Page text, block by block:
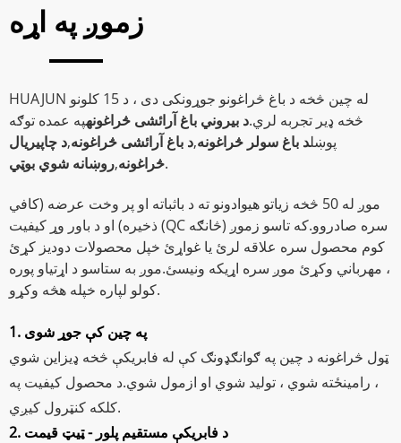
زموږ په اړه
HUAJUN له چین څخه د باغ څراغونو جوړونکی دی ، د 15 کلونو
څخه ډیر تجربه لري.د بیروني باغ آرائشی څراغونهپه عمده توګه
پوښلد باغ سولر څراغونه,د باغ آرائشی څراغونه,د چاپیریال
څراغونه,روښانه شوي بوټي .
موږ له 50 څخه زیاتو هیوادونو ته د باثباته او پر وخت عرضه (کافي
ذخیره) او د باور وړ کیفیت (QC څانګه) سره صادروو.که تاسو زموږ
کوم محصول سره علاقه لرئ یا غواړئ خپل محصولات دودیز کړئ
، مهرباني وکړئ موږ سره اړیکه ونیسئ.موږ به ستاسو د اړتیاو پوره
کولو لپاره خپله هڅه وکړو.
1. په چین کې جوړ شوی
ټول څراغونه د چین په ګوانګډونګ کې له فابریکې څخه ډیزاین شوي
، رامینځته شوي ، تولید شوي او ازمول شوي.د محصول کیفیت په
کلکه کنټرول کیږي.
2. د فابریکې مستقیم پلور - ټیټ قیمت